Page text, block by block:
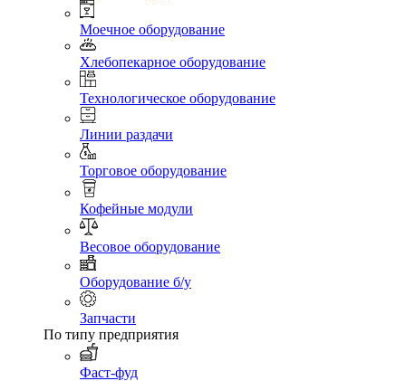
Моечное оборудование
Хлебопекарное оборудование
Технологическое оборудование
Линии раздачи
Торговое оборудование
Кофейные модули
Весовое оборудование
Оборудование б/у
Запчасти
По типу предприятия
Фаст-фуд